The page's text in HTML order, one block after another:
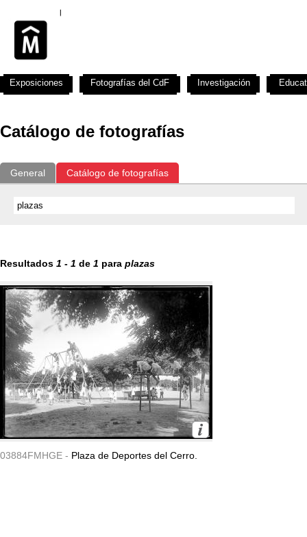
Catálogo de fotografías
General Catálogo de fotografías
Resultados 1 - 1 de 1 para plazas
03884FMHGE - Plaza de Deportes del Cerro.
Exposiciones Fotografías del CdF Investigación